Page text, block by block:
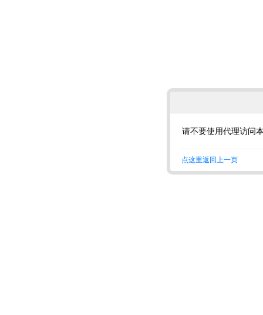
请不要使用代理访问
点这里返回上一页